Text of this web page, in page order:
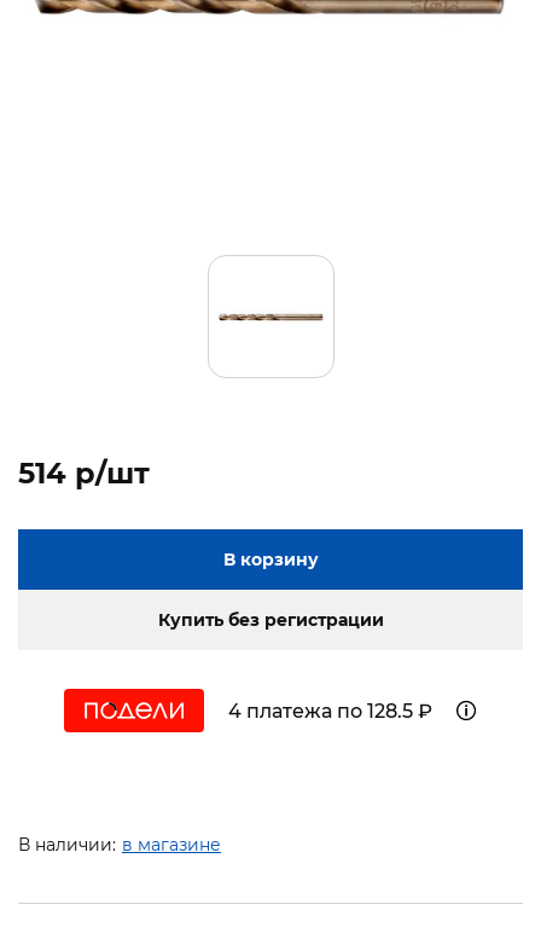
514 p/шт
В корзину
Купить без регистрации
4 платежа по 128.5 ₽
В наличии: в магазине